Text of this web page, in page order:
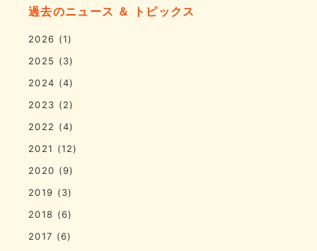
過去のニュース ＆ トピックス
2026 (1)
2025 (3)
2024 (4)
2023 (2)
2022 (4)
2021 (12)
2020 (9)
2019 (3)
2018 (6)
2017 (6)